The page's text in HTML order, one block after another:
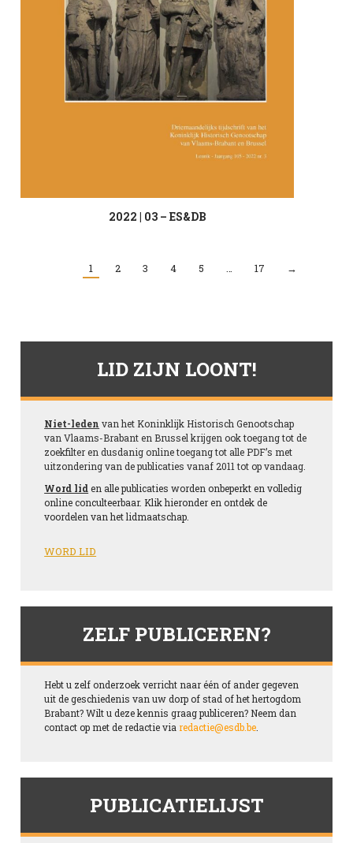
2022 | 03 – ES&DB
1 2 3 4 5 … 17 →
LID ZIJN LOONT!
Niet-leden van het Koninklijk Historisch Genootschap
van Vlaams-Brabant en Brussel krijgen ook toegang tot de
zoekfilter en dusdanig online toegang tot alle PDF’s met
uitzondering van de publicaties vanaf 2011 tot op vandaag.
Word liden alle publicaties worden onbeperkt en volledig
online conculteerbaar. Klik hieronder en ontdek de
voordelen van het lidmaatschap.
WORD LID
ZELF PUBLICEREN?
Hebt u zelf onderzoek verricht naar één of ander gegeven
uit de geschiedenis van uw dorp of stad of het hertogdom
Brabant? Wilt u deze kennis graag publiceren? Neem dan
contact op met de redactie via redactie@esdb.be
PUBLICATIELIJST